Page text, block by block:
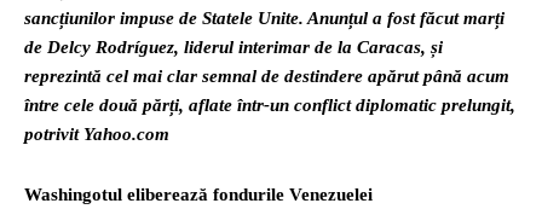
sancțiunilor impuse de Statele Unite. Anunțul a fost făcut marți
de Delcy Rodríguez, liderul interimar de la Caracas, și
reprezintă cel mai clar semnal de destindere apărut până acum
între cele două părți, aflate într-un conflict diplomatic prelungit,
potrivit Yahoo.com
Washingotul eliberează fondurile Venezuelei